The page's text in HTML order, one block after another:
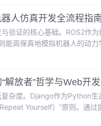
围绕GDScript学习、2D/
人仿真开发全流程指
验证的核心基础。ROS2作为
高保真地模拟机器人的动力
效率地测试导航、控制与感知
测试平台。本文聚焦于ROS2
解放者”哲学与Web开
杂度。Django作为Python
Yourself）”原则。通
Django将开发者从繁琐的底